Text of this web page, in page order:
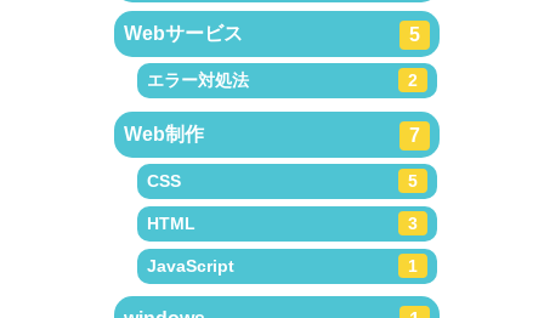
Webサービス 5
エラー対処法 2
Web制作 7
CSS 5
HTML 3
JavaScript 1